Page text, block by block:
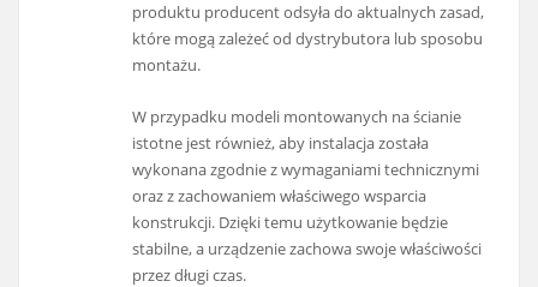
produktu producent odsyła do aktualnych zasad,
które mogą zależeć od dystrybutora lub sposobu
montażu.
W przypadku modeli montowanych na ścianie
istotne jest również, aby instalacja została
wykonana zgodnie z wymaganiami technicznymi
oraz z zachowaniem właściwego wsparcia
konstrukcji. Dzięki temu użytkowanie będzie
stabilne, a urządzenie zachowa swoje właściwości
przez długi czas.